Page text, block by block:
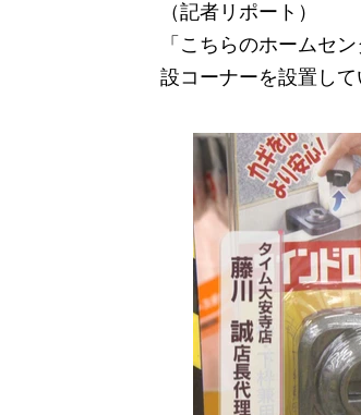
（記者リポート）
「こちらのホームセ
設コーナーを設置して